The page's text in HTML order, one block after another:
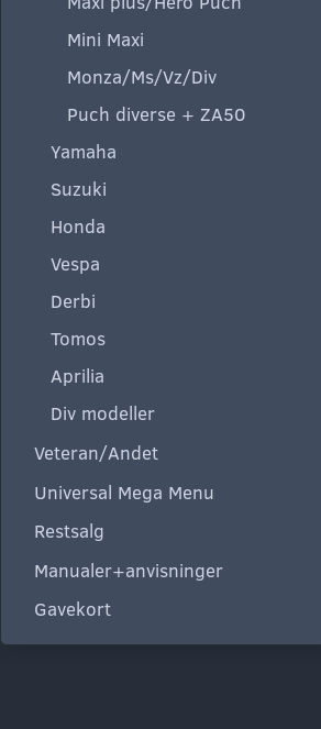
Mini Maxi
Monza/Ms/Vz/Div
Puch diverse + ZA50
Yamaha
Suzuki
Honda
Vespa
Derbi
Tomos
Aprilia
Div modeller
Veteran/Andet
Universal Mega Menu
Restsalg
Manualer+anvisninger
Gavekort